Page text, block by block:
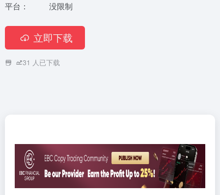
平台：
没限制
立即下载
31 人已下载